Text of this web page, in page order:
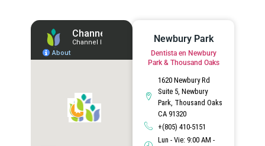
Newbury Park
Dentista en Newbury
Park & Thousand Oaks
1620 Newbury Rd
Suite 5, Newbury
Park, Thousand Oaks
CA 91320
+(805) 410-5151
Lun - Vie: 9:00 AM -